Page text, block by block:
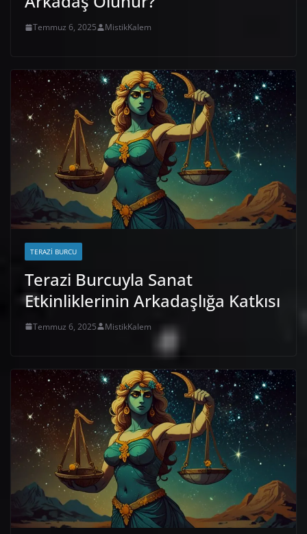
Temmuz 6, 2025 MistikKalem
TERAZI BURCU
Terazi Burcuyla Sanat
Etkinliklerinin Arkadaşlığa Katkısı
Temmuz 6, 2025 MistikKalem